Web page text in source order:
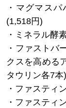
・マグマス
(1,518円)
・ミネラル酵
・ファストバ
クスを高める
タウリン各7本)
・ファスティ
・ファスティ